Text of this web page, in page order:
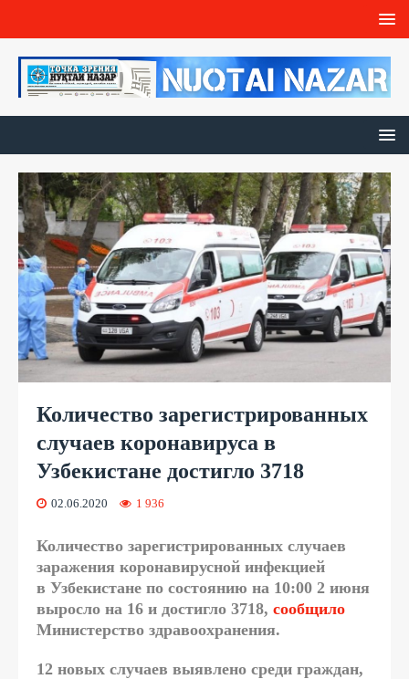
Количество зарегистрированных
случаев коронавируса в
Узбекистане достигло 3718
02.06.2020 1 936
Количество зарегистрированных случаев
заражения коронавирусной инфекцией
в Узбекистане по состоянию на 10:00 2 июня
выросло на 16 и достигло 3718, сообщило
Министерство здравоохранения.
12 новых случаев выявлено среди граждан,